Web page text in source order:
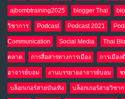
ajbombtraining2025 blogger Thai
วิชาการ Podcast Podcast 2021
Communication Social Media Thai
ตลาด การสื่อสารทางการเมือง การเมือง
อาจารย์บอม งานบรรยายอาจารย์บอม ช
บล็อกเกอร์สายบันเทิง บล็อกเกอร์สายวิชาก